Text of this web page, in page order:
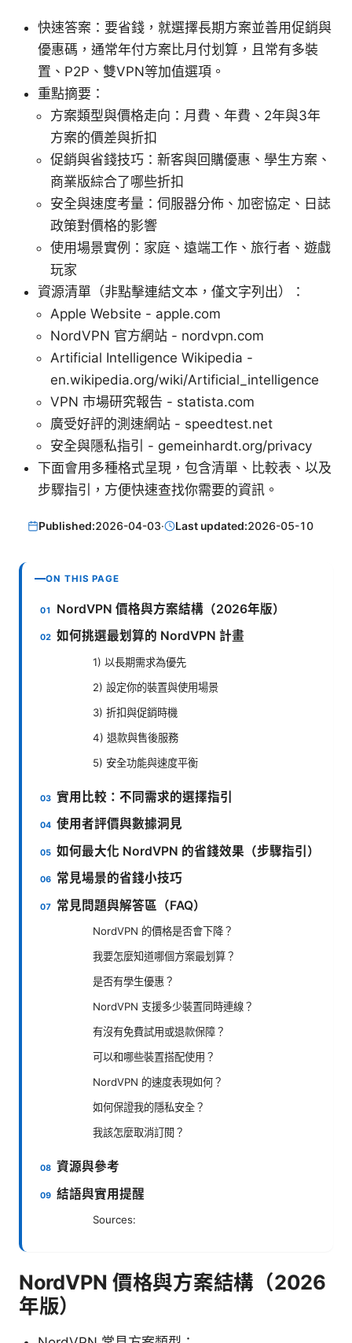
快速答案：要省錢，就選擇長期方案並善用促銷與
優惠碼，通常年付方案比月付划算，且常有多裝
置、P2P、雙VPN等加值選項。
重點摘要：
方案類型與價格走向：月費、年費、2年與3年
方案的價差與折扣
促銷與省錢技巧：新客與回購優惠、學生方案、
商業版綜合了哪些折扣
安全與速度考量：伺服器分佈、加密協定、日誌
政策對價格的影響
使用場景實例：家庭、遠端工作、旅行者、遊戲
玩家
資源清單（非點擊連結文本，僅文字列出）：
Apple Website - apple.com
NordVPN 官方網站 - nordvpn.com
Artificial Intelligence Wikipedia -
en.wikipedia.org/wiki/Artificial_intelligence
VPN 市場研究報告 - statista.com
廣受好評的測速網站 - speedtest.net
安全與隱私指引 - gemeinhardt.org/privacy
下面會用多種格式呈現，包含清單、比較表、以及
步驟指引，方便快速查找你需要的資訊。
Published:2026-04-03· Last updated:2026-05-10
ON THIS PAGE
NordVPN 價格與方案結構（2026年版）
如何挑選最划算的 NordVPN 計畫
1) 以長期需求為優先
2) 設定你的裝置與使用場景
3) 折扣與促銷時機
4) 退款與售後服務
5) 安全功能與速度平衡
實用比較：不同需求的選擇指引
使用者評價與數據洞見
如何最大化 NordVPN 的省錢效果（步驟指引）
常見場景的省錢小技巧
常見問題與解答區（FAQ）
NordVPN 的價格是否會下降？
我要怎麼知道哪個方案最划算？
是否有學生優惠？
NordVPN 支援多少裝置同時連線？
有沒有免費試用或退款保障？
可以和哪些裝置搭配使用？
NordVPN 的速度表現如何？
如何保證我的隱私安全？
我該怎麼取消訂閱？
資源與參考
結語與實用提醒
Sources:
NordVPN 價格與方案結構（2026
年版）